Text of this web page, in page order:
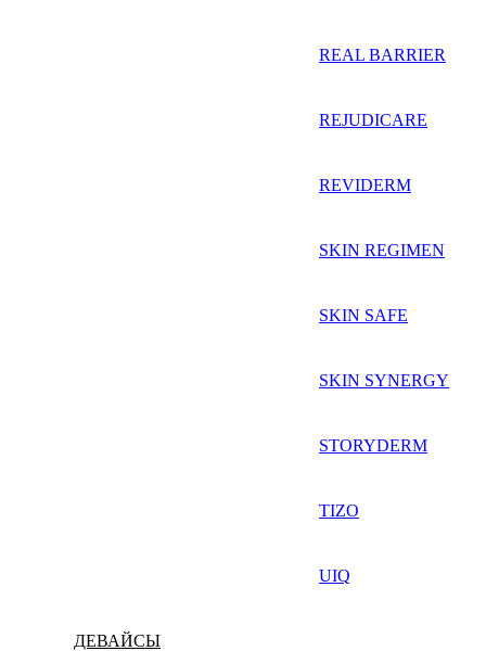
REAL BARRIER
REJUDICARE
REVIDERM
SKIN REGIMEN
SKIN SAFE
SKIN SYNERGY
STORYDERM
TIZO
UIQ
ДЕВАЙСЫ